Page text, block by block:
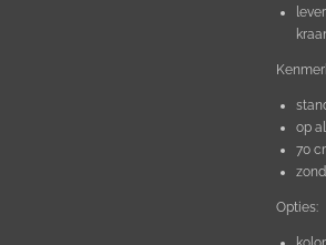
op
70
Opties: